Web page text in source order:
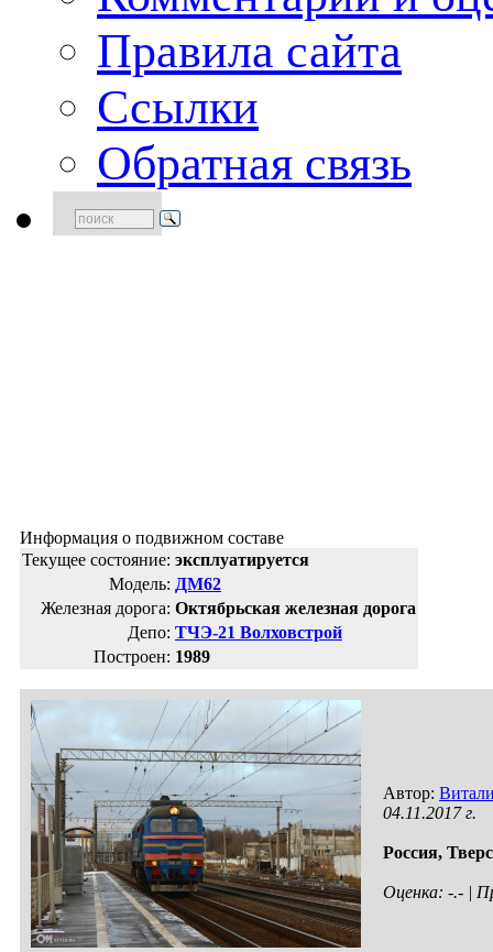
Правила сайта
Ссылки
Обратная связь
Информация о подвижном составе
Текущее состояние: эксплуатируется
Модель: ДМ62
Железная дорога: Октябрьская железная дорога
Депо: ТЧЭ-21 Волховстрой
Построен: 1989
Автор:
04.11.2017 г.
Россия,
Оценка: -.- |